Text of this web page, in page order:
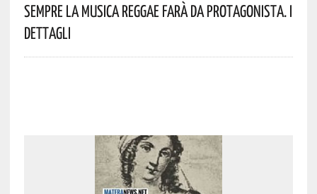
Sempre La Musica Reggae Farà Da Protagonista. I
Dettagli